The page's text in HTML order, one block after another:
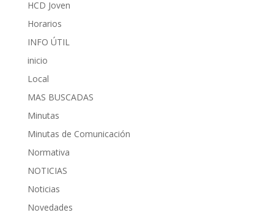
HCD Joven
Horarios
INFO ÚTIL
inicio
Local
MAS BUSCADAS
Minutas
Minutas de Comunicación
Normativa
NOTICIAS
Noticias
Novedades